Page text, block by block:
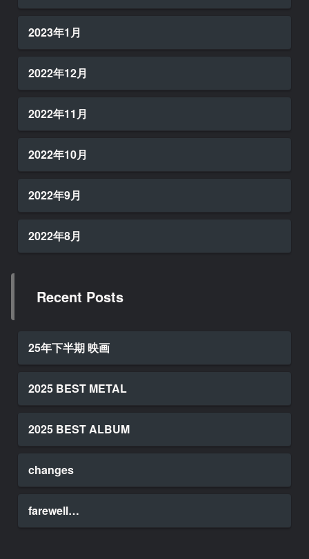
2023年1月
2022年12月
2022年11月
2022年10月
2022年9月
2022年8月
Recent Posts
25年下半期 映画
2025 BEST METAL
2025 BEST ALBUM
changes
farewell…